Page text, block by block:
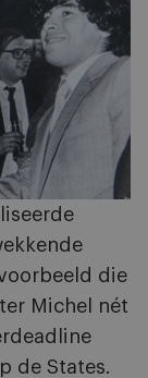
die
Michel nét
de States.